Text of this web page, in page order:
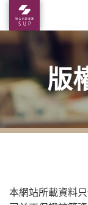
版
本網站所載資料